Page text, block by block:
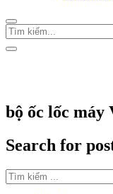
bộ ốc lốc máy
Search for